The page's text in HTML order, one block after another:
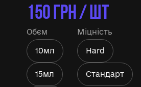
150ГРН / ШТ
Обєм
10мл
15мл
Міцність
Hard
Стандарт